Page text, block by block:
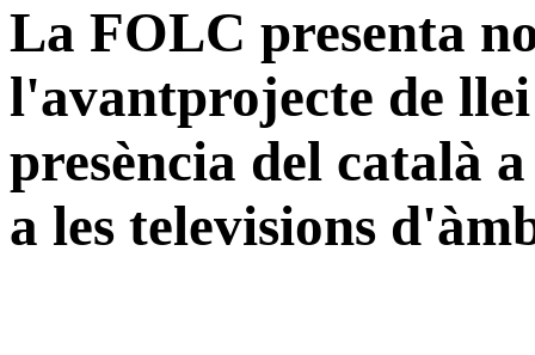
La FOLC presenta
l'avantprojecte de
presència del català
a les televisions